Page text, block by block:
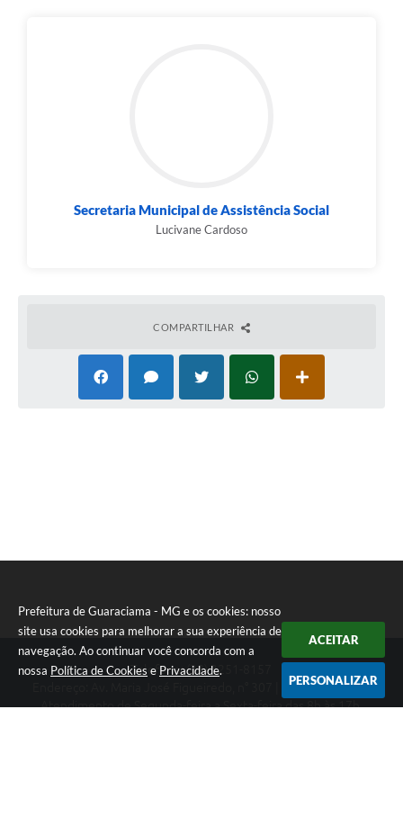
Prefeitura de Guaraciama - MG e os cookies: nosso
site usa cookies para melhorar a sua experiência de
navegação. Ao continuar você concorda com a
nossa Política de Cookies e Privacidade.
ACEITAR
PERSONALIZAR
Secretaria Municipal de Assistência Social
Lucivane Cardoso
COMPARTILHAR
Telefone: (38) 3251-8157
Endereço: Av. Maria José Figueiredo, n° 307 | CEP: 39397-000
Atendimento de Segunda-feira a Sexta-feira das 8h às 17h.